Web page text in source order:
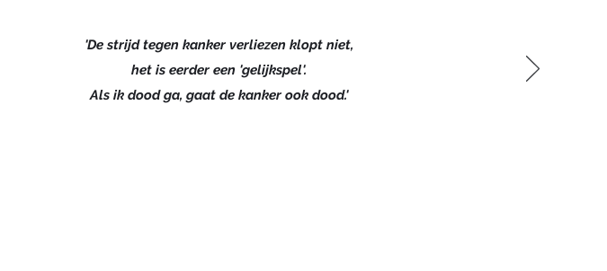
'De strijd tegen kanker verliezen klopt niet,
het is eerder een 'gelijkspel'.
Als ik dood ga, gaat de kanker ook dood.'